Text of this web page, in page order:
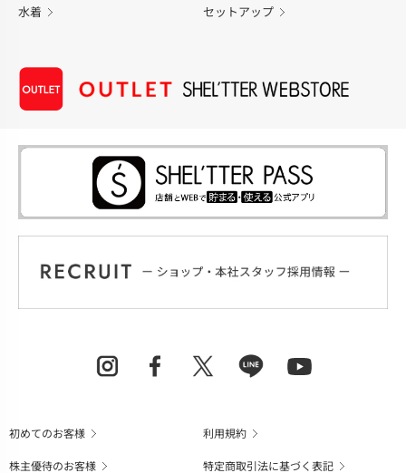
水着 セットアップ
初めてのお客様
利用規約
株主優待のお客様
特定商取引法に基づく表記